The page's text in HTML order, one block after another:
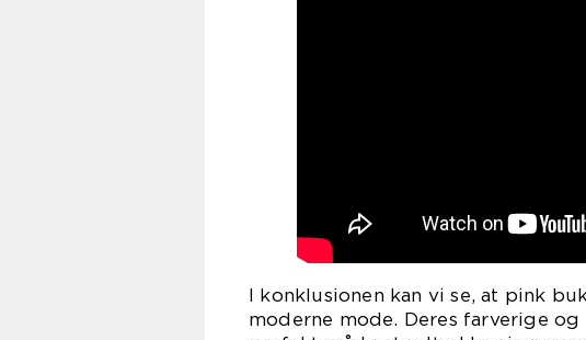
I konklusionen kan vi se, at pink
moderne mode. Deres farverige